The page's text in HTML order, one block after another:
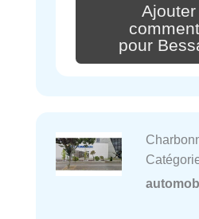
Ajouter
pour